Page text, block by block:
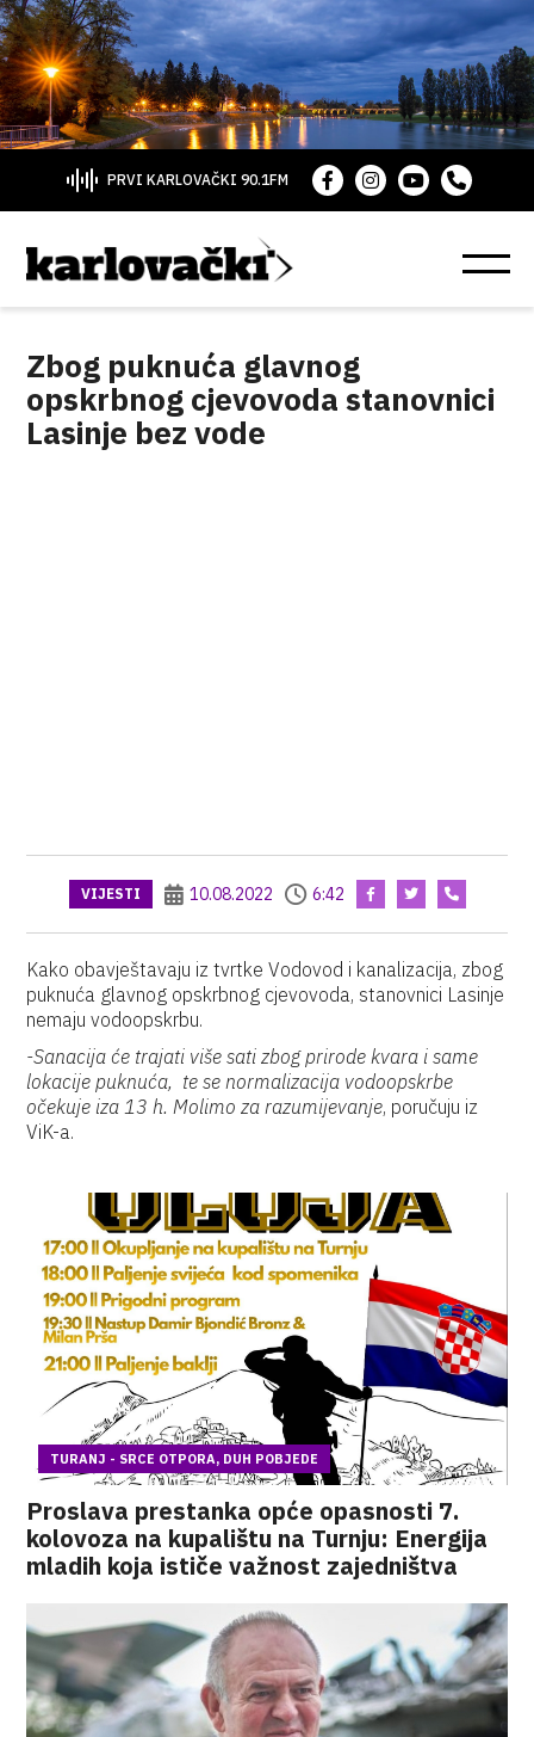
PRVI KARLOVAČKI 90.1FM
Zbog puknuća glavnog
opskrbnog cjevovoda stanovnici
Lasinje bez vode
VIJESTI 10.08.2022 6:42
Kako obavještavaju iz tvrtke Vodovod i kanalizacija, zbog
puknuća glavnog opskrbnog cjevovoda, stanovnici Lasinje
nemaju vodoopskrbu.
-Sanacija će trajati više sati zbog prirode kvara i same
lokacije puknuća, te se normalizacija vodoopskrbe
očekuje iza 13 h. Molimo za razumijevanje, poručuju iz
ViK-a.
TURANJ - SRCE OTPORA, DUH POBJEDE
Proslava prestanka opće opasnosti 7.
kolovoza na kupalištu na Turnju: Energija
mladih koja ističe važnost zajedništva